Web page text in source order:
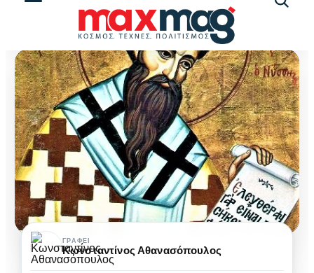
Άγιος
Γρηγόριος,
ΓΡΆΦΕΙ
Κωνσταντίνος Αθανασόπουλος